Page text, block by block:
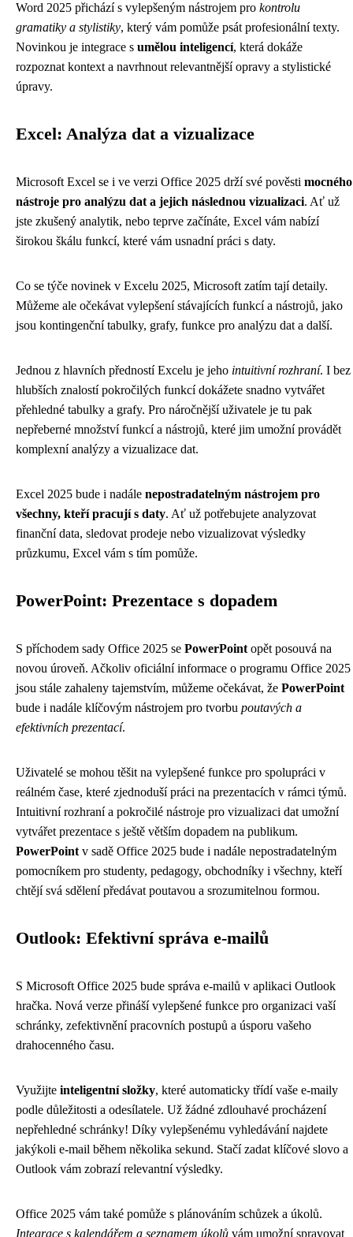
Word 2025 přichází s vylepšeným nástrojem pro kontrolu
gramatiky a stylistiky, který vám pomůže psát profesionální texty.
Novinkou je integrace s umělou inteligencí, která dokáže
rozpoznat kontext a navrhnout relevantnější opravy a stylistické
úpravy.
Excel: Analýza dat a vizualizace
Microsoft Excel se i ve verzi Office 2025 drží své pověsti mocného
nástroje pro analýzu dat a jejich následnou vizualizaci. Ať už
jste zkušený analytik, nebo teprve začínáte, Excel vám nabízí
širokou škálu funkcí, které vám usnadní práci s daty.
Co se týče novinek v Excelu 2025, Microsoft zatím tají detaily.
Můžeme ale očekávat vylepšení stávajících funkcí a nástrojů, jako
jsou kontingenční tabulky, grafy, funkce pro analýzu dat a další.
Jednou z hlavních předností Excelu je jeho intuitivní rozhraní. I bez
hlubších znalostí pokročilých funkcí dokážete snadno vytvářet
přehledné tabulky a grafy. Pro náročnější uživatele je tu pak
nepřeberné množství funkcí a nástrojů, které jim umožní provádět
komplexní analýzy a vizualizace dat.
Excel 2025 bude i nadále nepostradatelným nástrojem pro
všechny, kteří pracují s daty. Ať už potřebujete analyzovat
finanční data, sledovat prodeje nebo vizualizovat výsledky
průzkumu, Excel vám s tím pomůže.
PowerPoint: Prezentace s dopadem
S příchodem sady Office 2025 se PowerPoint opět posouvá na
novou úroveň. Ačkoliv oficiální informace o programu Office 2025
jsou stále zahaleny tajemstvím, můžeme očekávat, že PowerPoint
bude i nadále klíčovým nástrojem pro tvorbu poutavých a
efektivních prezentací.
Uživatelé se mohou těšit na vylepšené funkce pro spolupráci v
reálném čase, které zjednoduší práci na prezentacích v rámci týmů.
Intuitivní rozhraní a pokročilé nástroje pro vizualizaci dat umožní
vytvářet prezentace s ještě větším dopadem na publikum.
PowerPoint v sadě Office 2025 bude i nadále nepostradatelným
pomocníkem pro studenty, pedagogy, obchodníky i všechny, kteří
chtějí svá sdělení předávat poutavou a srozumitelnou formou.
Outlook: Efektivní správa e-mailů
S Microsoft Office 2025 bude správa e-mailů v aplikaci Outlook
hračka. Nová verze přináší vylepšené funkce pro organizaci vaší
schránky, zefektivnění pracovních postupů a úsporu vašeho
drahocenného času.
Využijte inteligentní složky, které automaticky třídí vaše e-maily
podle důležitosti a odesílatele. Už žádné zdlouhavé procházení
nepřehledné schránky! Díky vylepšenému vyhledávání najdete
jakýkoli e-mail během několika sekund. Stačí zadat klíčové slovo a
Outlook vám zobrazí relevantní výsledky.
Office 2025 vám také pomůže s plánováním schůzek a úkolů.
Integrace s kalendářem a seznamem úkolů vám umožní spravovat